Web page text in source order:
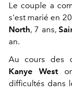
Le couple a
s'est marié en
North, 7 ans,
an.
Au cours des
Kanye West
difficultés dans